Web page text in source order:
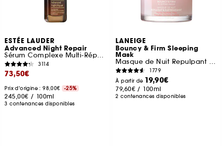
ESTÉE LAUDER
Advanced Night Repair
Sérum Complexe Multi-Réparation Synchronisée
3114
73,50€
Prix d'origine : 98,00€ -25%
245,00€ / 100ml
3 contenances disponibles
LANEIGE
Bouncy & Firm Sleeping
Mask
Masque de Nuit Repulpant & Raffermissant
1779
À partir de 19,90€
79,60€ / 100ml
2 contenances disponibles